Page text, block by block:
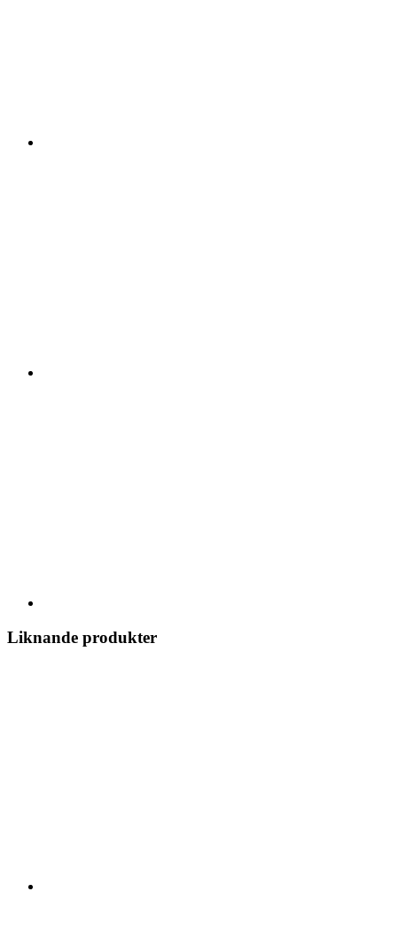
Liknande produkter